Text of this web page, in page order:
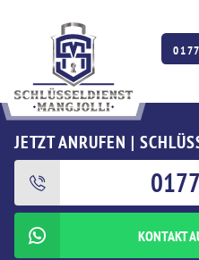
JETZT ANRUFEN |
KONTAKT